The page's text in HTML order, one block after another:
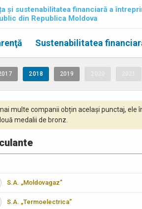
și sustenabilitatea financiară a
din Republica Moldova
Sustenabilitatea
2018 2019
multe companii obțin același punctaj,
medalii de bronz.
S.A. „Moldovagaz”
S.A. „Termoelectrica”